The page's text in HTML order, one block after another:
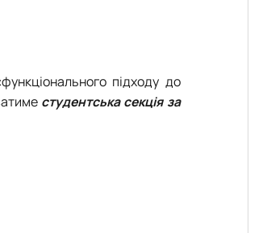
підходу до
студентська секція за